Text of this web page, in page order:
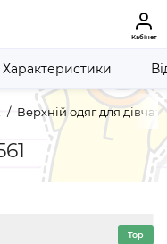
Кабінет
Верхній одяг для
Характеристики
Top